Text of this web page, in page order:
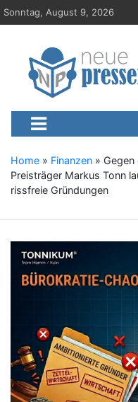
S
k
Sonntag, August 9, 2026
Neue-
Presseportal,
Home » Finanzen » Gegen
Preisträger Markus Tonn
rissfreie Gründungen